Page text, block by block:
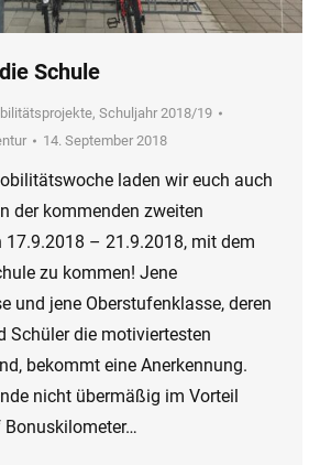
Schule
, Schuljahr 2018/19
14. September 2018
laden wir euch auch
der kommenden zweiten
17.9.2018 – 21.9.2018, mit dem
zu kommen! Jene
und jene Oberstufenklasse, deren
Schüler die motiviertesten
bekommt eine Anerkennung.
nicht übermäßig im Vorteil